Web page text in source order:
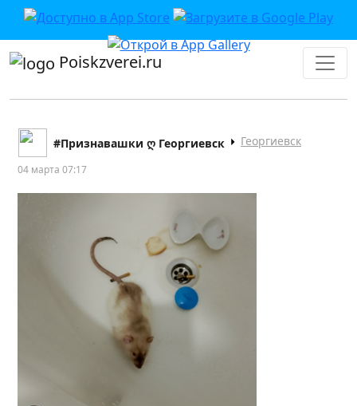
Poiskzverei.ru
#Признавашки ღ Георгиевск Георгиевск
04 марта 07:17